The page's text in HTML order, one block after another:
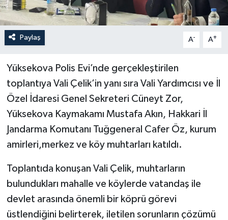
Paylaş A- A+
Yüksekova Polis Evi’nde gerçekleştirilen
toplantıya Vali Çelik’in yanı sıra Vali Yardımcısı ve İl
Özel İdaresi Genel Sekreteri Cüneyt Zor,
Yüksekova Kaymakamı Mustafa Akın, Hakkari İl
Jandarma Komutanı Tuğgeneral Cafer Öz, kurum
amirleri,merkez ve köy muhtarları katıldı.
Toplantıda konuşan Vali Çelik, muhtarların
bulundukları mahalle ve köylerde vatandaş ile
devlet arasında önemli bir köprü görevi
üstlendiğini belirterek, iletilen sorunların çözümü